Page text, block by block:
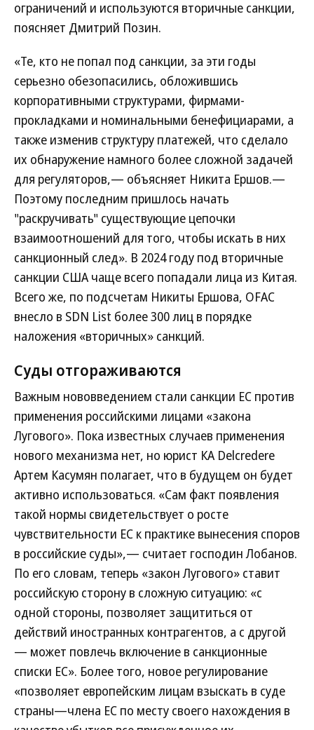
ограничений и используются вторичные санкции,
поясняет Дмитрий Позин.
«Те, кто не попал под санкции, за эти годы
серьезно обезопасились, обложившись
корпоративными структурами, фирмами-
прокладками и номинальными бенефициарами, а
также изменив структуру платежей, что сделало
их обнаружение намного более сложной задачей
для регуляторов,— объясняет Никита Ершов.—
Поэтому последним пришлось начать
"раскручивать" существующие цепочки
взаимоотношений для того, чтобы искать в них
санкционный след». В 2024 году под вторичные
санкции США чаще всего попадали лица из Китая.
Всего же, по подсчетам Никиты Ершова, OFAC
внесло в SDN List более 300 лиц в порядке
наложения «вторичных» санкций.
Суды отгораживаются
Важным нововведением стали санкции ЕС против
применения российскими лицами «закона
Лугового». Пока известных случаев применения
нового механизма нет, но юрист КА Delcredere
Артем Касумян полагает, что в будущем он будет
активно использоваться. «Сам факт появления
такой нормы свидетельствует о росте
чувствительности ЕС к практике вынесения споров
в российские суды»,— считает господин Лобанов.
По его словам, теперь «закон Лугового» ставит
российскую сторону в сложную ситуацию: «с
одной стороны, позволяет защититься от
действий иностранных контрагентов, а с другой
— может повлечь включение в санкционные
списки ЕС». Более того, новое регулирование
«позволяет европейским лицам взыскать в суде
страны—члена ЕС по месту своего нахождения в